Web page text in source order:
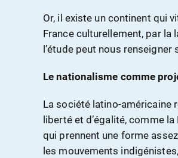
Or, il existe un continent qui
France culturellement, par la
l’étude peut nous renseigner
Le nationalisme comme
La société latino-américaine
liberté et d’égalité, comme
qui prennent une forme
les mouvements